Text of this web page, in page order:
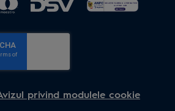
privind modulele cookie